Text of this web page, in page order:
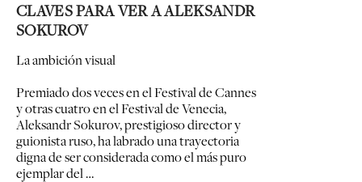
CLAVES PARA VER A ALEKSANDR
SOKUROV
La ambición visual
Premiado dos veces en el Festival de Cannes
y otras cuatro en el Festival de Venecia,
Aleksandr Sokurov, prestigioso director y
guionista ruso, ha labrado una trayectoria
digna de ser considerada como el más puro
ejemplar del …